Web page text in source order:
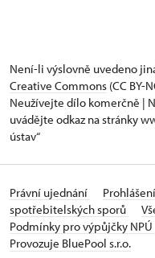
Není-li výslovně uvedeno
Creative Commons (CC BY-
Neužívejte dílo komerčně |
uvádějte odkaz na stránky
ústav“
Právní ujednání
spotřebitelských sporů
Podmínky pro výpůjčky NPÚ
Provozuje BluePool s.r.o.